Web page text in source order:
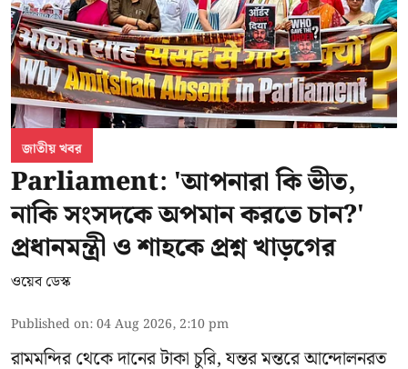
জাতীয় খবর
Parliament: 'আপনারা কি ভীত,
নাকি সংসদকে অপমান করতে চান?'
প্রধানমন্ত্রী ও শাহকে প্রশ্ন খাড়গের
ওয়েব ডেস্ক
Published on:04 Aug 2026, 2:10 pm
রামমন্দির থেকে দানের টাকা চুরি, যন্তর মন্তরে আন্দোলনরত